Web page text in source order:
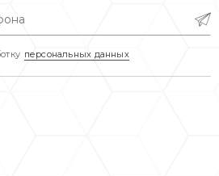
персональных данных